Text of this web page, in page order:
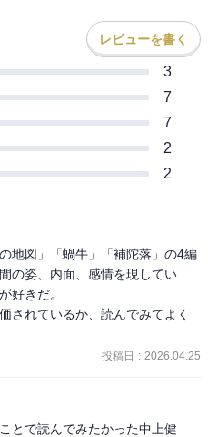
レビューを書く
3
7
7
2
2
地図」「蝸牛」「補陀落」の4編
の姿、内面、感情を現してい
好きだ。
されているか、読んでみてよく
投稿日 : 2026.04.25
とで読んでみたかった中上健